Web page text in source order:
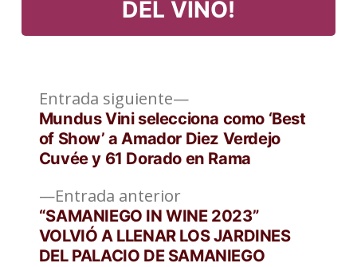
DEL VINO!
Navegación
de
entradas
Entrada anteriorEntrada
anterior:
“SAMANIEGO IN WINE 2023”
VOLVIÓ A LLENAR LOS JARDINES
DEL PALACIO DE SAMANIEGO
Entrada siguiente
Entrada
siguiente:
Mundus Vini selecciona como ‘Best
of Show’ a Amador Diez Verdejo
Cuvée y 61 Dorado en Rama